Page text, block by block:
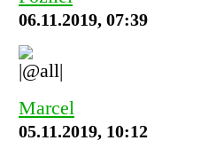
06.11.2019, 07:39
Marcel
05.11.2019, 10:12